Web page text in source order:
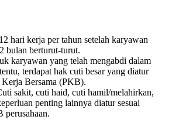
hari kerja per tahun setelah karyawan
bulan berturut-turut.
karyawan yang telah mengabdi dalam
terdapat hak cuti besar yang diatur
Bersama (PKB).
sakit, cuti haid, cuti hamil/melahirkan,
penting lainnya diatur sesuai
perusahaan.